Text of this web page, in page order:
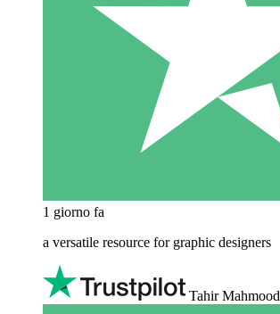
1 giorno fa
a versatile resource for graphic designers
Tahir Mahmood